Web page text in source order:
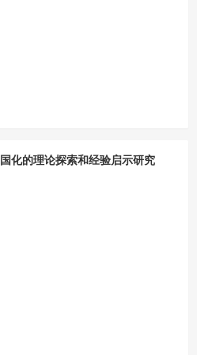
化的理论探索和经验启示研究